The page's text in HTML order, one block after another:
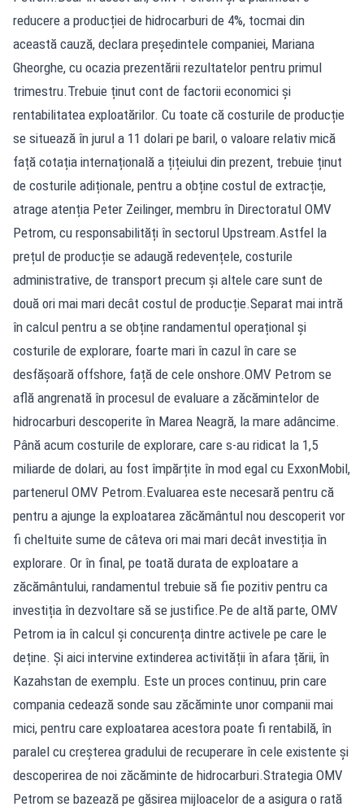
reducere a producției de hidrocarburi de 4%, tocmai din
această cauză, declara președintele companiei, Mariana
Gheorghe, cu ocazia prezentării rezultatelor pentru primul
trimestru.Trebuie ținut cont de factorii economici și
rentabilitatea exploatărilor. Cu toate că costurile de producție
se situează în jurul a 11 dolari pe baril, o valoare relativ mică
față cotația internațională a țițeiului din prezent, trebuie ținut
de costurile adiționale, pentru a obține costul de extracție,
atrage atenția Peter Zeilinger, membru în Directoratul OMV
Petrom, cu responsabilități în sectorul Upstream.Astfel la
prețul de producție se adaugă redevențele, costurile
administrative, de transport precum și altele care sunt de
două ori mai mari decât costul de producție.Separat mai intră
în calcul pentru a se obține randamentul operațional și
costurile de explorare, foarte mari în cazul în care se
desfășoară offshore, față de cele onshore.OMV Petrom se
află angrenată în procesul de evaluare a zăcămintelor de
hidrocarburi descoperite în Marea Neagră, la mare adâncime.
Până acum costurile de explorare, care s-au ridicat la 1,5
miliarde de dolari, au fost împărțite în mod egal cu ExxonMobil,
partenerul OMV Petrom.Evaluarea este necesară pentru că
pentru a ajunge la exploatarea zăcământul nou descoperit vor
fi cheltuite sume de câteva ori mai mari decât investiția în
explorare. Or în final, pe toată durata de exploatare a
zăcământului, randamentul trebuie să fie pozitiv pentru ca
investiția în dezvoltare să se justifice.Pe de altă parte, OMV
Petrom ia în calcul și concurența dintre activele pe care le
deține. Și aici intervine extinderea activității în afara țării, în
Kazahstan de exemplu. Este un proces continuu, prin care
compania cedează sonde sau zăcăminte unor companii mai
mici, pentru care exploatarea acestora poate fi rentabilă, în
paralel cu creșterea gradului de recuperare în cele existente și
descoperirea de noi zăcăminte de hidrocarburi.Strategia OMV
Petrom se bazează pe găsirea mijloacelor de a asigura o rată